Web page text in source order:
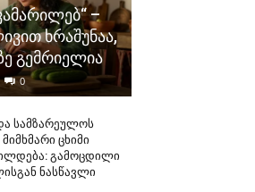
–
ხრაშუნაა,
გემრიელია
0
სამზარეულოს
ცხიმი
გამოცდილი
ნასწავლი